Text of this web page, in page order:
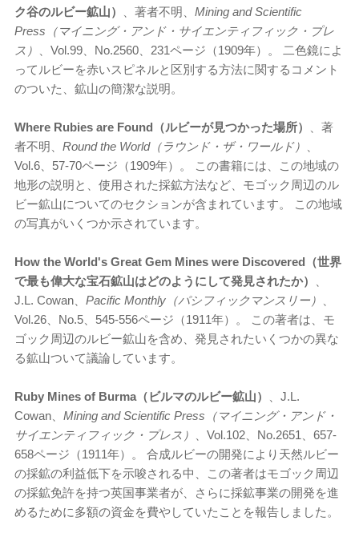
ク谷のルビー鉱山）
、著者不明、 Mining and Scientific
Press（マイニング・アンド・サイエンティフィック・プレ
ス）
、Vol.99、No.2560、231ページ（1909年）。 二色鏡によ
ってルビーを赤いスピネルと区別する方法に関するコメント
のついた、鉱山の簡潔な説明。
Where Rubies are Found（ルビーが見つかった場所）
、著
者不明、 Round the World（ラウンド・ザ・ワールド）
Vol.6、57-70ページ（1909年）。 この書籍には、この地域の
地形の説明と、使用された採鉱方法など、モゴック周辺のル
ビー鉱山についてのセクションが含まれています。 この地域
の写真がいくつか示されています。
How the World's Great Gem Mines were Discovered（世界
で最も偉大な宝石鉱山はどのようにして発見されたか）
J.L. Cowan、 Pacific Monthly（パシフィックマンスリー）
Vol.26、No.5、545-556ページ（1911年）。 この著者は、モ
ゴック周辺のルビー鉱山を含め、発見されたいくつかの異な
る鉱山ついて議論しています。
Ruby Mines of Burma（ビルマのルビー鉱山）
、J.L.
Cowan、 Mining and Scientific Press（マイニング・アンド・
サイエンティフィック・プレス）
、Vol.102、No.2651、657-
658ページ（1911年）。 合成ルビーの開発により天然ルビー
の採鉱の利益低下を示唆される中、この著者はモゴック周辺
の採鉱免許を持つ英国事業者が、さらに採鉱事業の開発を進
めるために多額の資金を費やしていたことを報告しました。